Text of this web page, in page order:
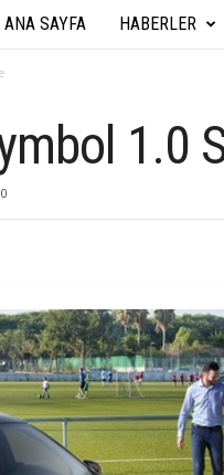
ANA SAYFA HABERLER
1.0
0